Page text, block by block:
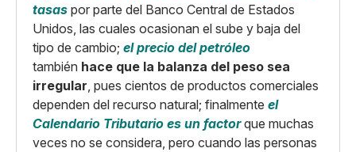
tasas por parte del Banco Central de Estados
Unidos, las cuales ocasionan el sube y baja del
tipo de cambio; el precio del petróleo
también hace que la balanza del peso sea
irregular , pues cientos de productos comerciales
dependen del recurso natural; finalmente el
Calendario Tributario es un factorque muchas
veces no se considera, pero cuando las personas